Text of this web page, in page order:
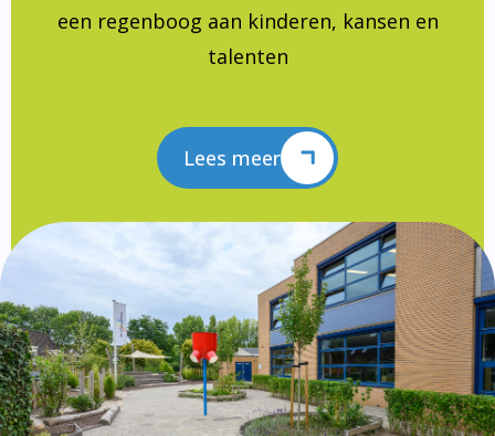
een regenboog aan kinderen, kansen en
talenten
Lees meer